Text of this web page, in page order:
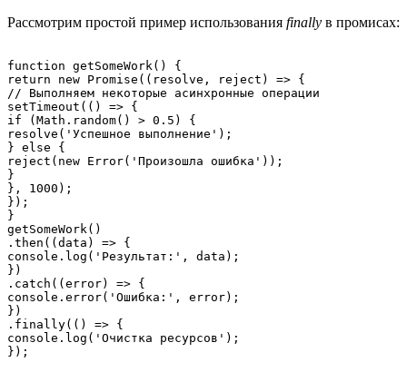
Рассмотрим простой пример использования finally в промисах:
function getSomeWork() {
return new Promise((resolve, reject) => {
// Выполняем некоторые асинхронные операции
setTimeout(() => {
if (Math.random() > 0.5) {
resolve('Успешное выполнение');
} else {
reject(new Error('Произошла ошибка'));
}
}, 1000);
});
}
getSomeWork()
.then((data) => {
console.log('Результат:', data);
})
.catch((error) => {
console.error('Ошибка:', error);
})
.finally(() => {
console.log('Очистка ресурсов');